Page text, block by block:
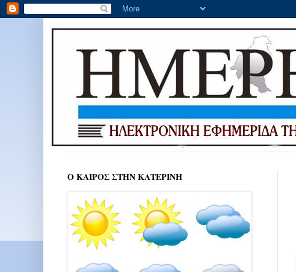
Ο ΚΑΙΡΟΣ ΣΤΗΝ ΚΑΤΕΡΙΝΗ